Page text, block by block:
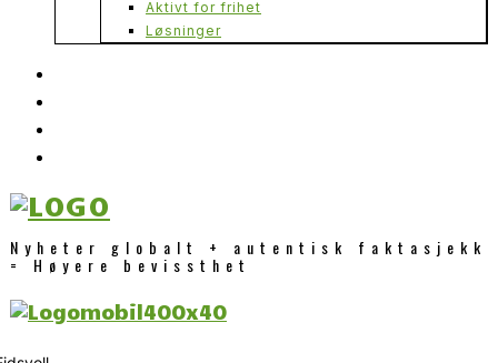
Aktivt for frihet
Løsninger
Nyheter globalt + autentisk faktasjekk
= Høyere bevissthet